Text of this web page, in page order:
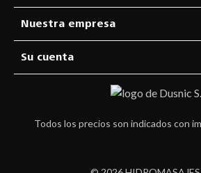
Nuestra empresa
Su cuenta
Todos los precios son indicados con